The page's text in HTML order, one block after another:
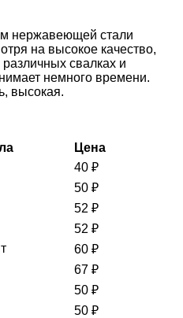
нержавеющей стали
на высокое качество,
свалках и
немного времени.
высокая.
Цена
40 ₽
50 ₽
52 ₽
52 ₽
60 ₽
67 ₽
50 ₽
50 ₽